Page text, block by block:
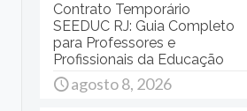
Contrato Temporário
SEEDUC RJ: Guia Completo
para Professores e
Profissionais da Educação
agosto 8, 2026